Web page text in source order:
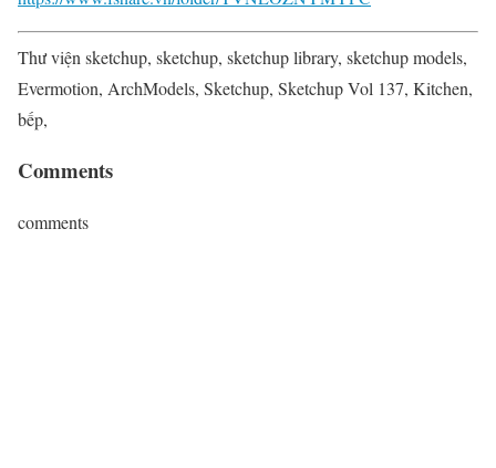
Thư viện sketchup, sketchup, sketchup library, sketchup models,
Evermotion, ArchModels, Sketchup, Sketchup Vol 137, Kitchen,
bếp,
Comments
comments